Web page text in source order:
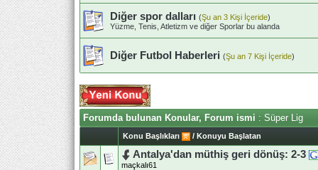
Diğer spor dalları (Şu an 3 Kişi İçeride)
Yüzme, Tenis, Atletizm ve diğer Sporlar bu alanda
Diğer Futbol Haberleri (Şu an 7 Kişi İçeride)
Forumda bulunan Konular, Forum ismi : Süper Lig
Konu Başlıkları / Konuyu Başlatan
Antalya'dan müthiş geri dönüş: 2-3
maçkalı61